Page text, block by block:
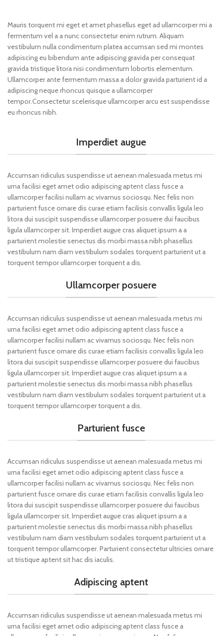
Mauris torquent mi eget et amet phasellus eget ad ullamcorper mi a
fermentum vel a a nunc consectetur enim rutrum. Aliquam
vestibulum nulla condimentum platea accumsan sed mi montes
adipiscing eu bibendum ante adipiscing gravida per consequat
gravida tristique litora nisi condimentum lobortis elementum.
Ullamcorper ante fermentum massa a dolor gravida parturient id a
adipiscing neque rhoncus quisque a ullamcorper
tempor.Consectetur scelerisque ullamcorper arcu est suspendisse
eu rhoncus nibh.
Imperdiet augue
Accumsan ridiculus suspendisse ut aenean malesuada metus mi
urna facilisi eget amet odio adipiscing aptent class fusce a
ullamcorper facilisi nullam ac vivamus sociosqu. Nec felis non
parturient fusce ornare dis curae etiam facilisis convallis ligula leo
litora dui suscipit suspendisse ullamcorper posuere dui faucibus
ligula ullamcorper sit. Imperdiet augue cras aliquet ipsum a a
parturient molestie senectus dis morbi massa nibh phasellus
vestibulum nam diam vestibulum sodales torquent parturient ut a
torquent tempor ullamcorper torquent a dis.
Ullamcorper posuere
Accumsan ridiculus suspendisse ut aenean malesuada metus mi
urna facilisi eget amet odio adipiscing aptent class fusce a
ullamcorper facilisi nullam ac vivamus sociosqu. Nec felis non
parturient fusce ornare dis curae etiam facilisis convallis ligula leo
litora dui suscipit suspendisse ullamcorper posuere dui faucibus
ligula ullamcorper sit. Imperdiet augue cras aliquet ipsum a a
parturient molestie senectus dis morbi massa nibh phasellus
vestibulum nam diam vestibulum sodales torquent parturient ut a
torquent tempor ullamcorper torquent a dis.
Parturient fusce
Accumsan ridiculus suspendisse ut aenean malesuada metus mi
urna facilisi eget amet odio adipiscing aptent class fusce a
ullamcorper facilisi nullam ac vivamus sociosqu. Nec felis non
parturient fusce ornare dis curae etiam facilisis convallis ligula leo
litora dui suscipit suspendisse ullamcorper posuere dui faucibus
ligula ullamcorper sit. Imperdiet augue cras aliquet ipsum a a
parturient molestie senectus dis morbi massa nibh phasellus
vestibulum nam diam vestibulum sodales torquent parturient ut a
torquent tempor ullamcorper. Parturient consectetur ultricies ornare
ut tristique aptent sit hac dis iaculis.
Adipiscing aptent
Accumsan ridiculus suspendisse ut aenean malesuada metus mi
urna facilisi eget amet odio adipiscing aptent class fusce a